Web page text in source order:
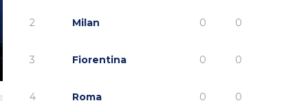
2 Milan 0 0
3 Fiorentina 0 0
4 Roma 0 0